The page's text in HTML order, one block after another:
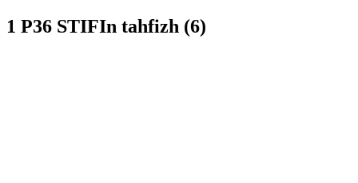
1 P36 STIFIn tahfizh (6)